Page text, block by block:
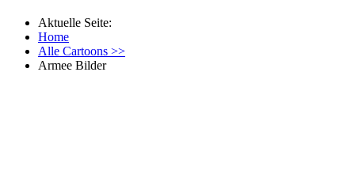
Aktuelle Seite:
Home
Alle Cartoons >>
Armee Bilder